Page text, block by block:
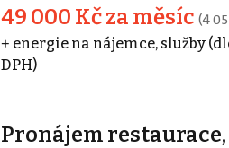
49 000 Kč za měsíc (4
+ energie na nájemce, služby
DPH)
Pronájem restaurace,